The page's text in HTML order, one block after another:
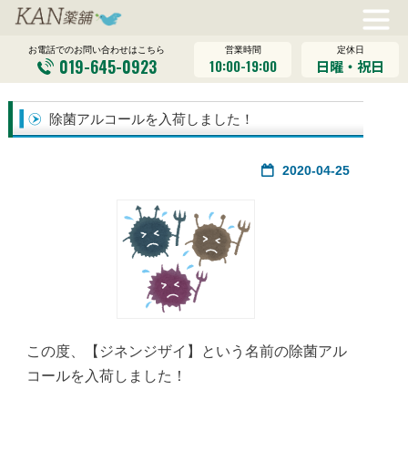
お電話でのお問い合わせはこちら
019-645-0923
営業時間
10:00-19:00
定休日
日曜・祝日
除菌アルコールを入荷しました！
2020-04-25
この度、【ジネンジザイ】という名前の除菌アル
コールを入荷しました！